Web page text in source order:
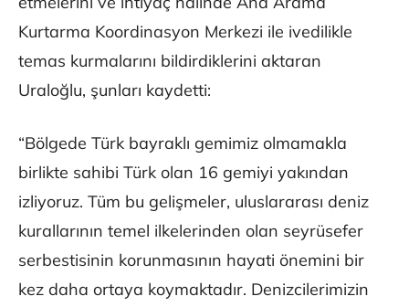
Kurtarma Koordinasyon Merkezi ile ivedilikle
temas kurmalarını bildirdiklerini aktaran
Uraloğlu, şunları kaydetti:
“Bölgede Türk bayraklı gemimiz olmamakla
birlikte sahibi Türk olan 16 gemiyi yakından
izliyoruz. Tüm bu gelişmeler, uluslararası deniz
kurallarının temel ilkelerinden olan seyrüsefer
serbestisinin korunmasının hayati önemini bir
kez daha ortaya koymaktadır. Denizcilerimizin